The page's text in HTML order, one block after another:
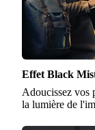
Effet Black
Adoucissez vos
la lumière de